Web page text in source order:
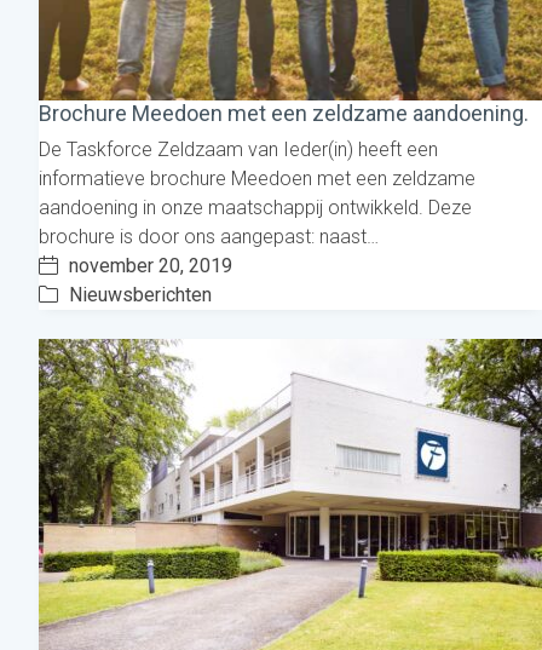
Brochure Meedoen met een zeldzame aandoening.
De Taskforce Zeldzaam van Ieder(in) heeft een
informatieve brochure Meedoen met een zeldzame
aandoening in onze maatschappij ontwikkeld. Deze
brochure is door ons aangepast: naast…
november 20, 2019
Nieuwsberichten